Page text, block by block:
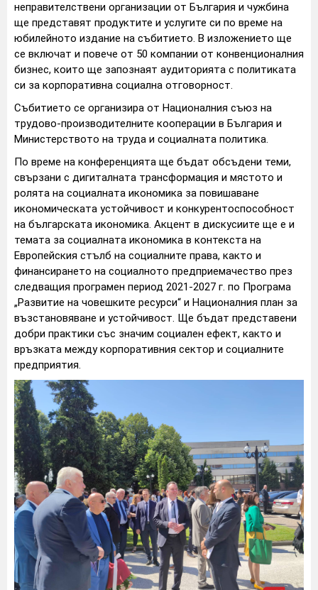
неправителствени организации от България и чужбина
ще представят продуктите и услугите си по време на
юбилейното издание на събитието. В изложението ще
се включат и повече от 50 компании от конвенционалния
бизнес, които ще запознаят аудиторията с политиката
си за корпоративна социална отговорност.
Събитието се организира от Националния съюз на
трудово-производителните кооперации в България и
Министерството на труда и социалната политика.
По време на конференцията ще бъдат обсъдени теми,
свързани с дигиталната трансформация и мястото и
ролята на социалната икономика за повишаване
икономическата устойчивост и конкурентоспособност
на българската икономика. Акцент в дискусиите ще е и
темата за социалната икономика в контекста на
Европейския стълб на социалните права, както и
финансирането на социалното предприемачество през
следващия програмен период 2021-2027 г. по Програма
„Развитие на човешките ресурси“ и Националния план за
възстановяване и устойчивост. Ще бъдат представени
добри практики със значим социален ефект, както и
връзката между корпоративния сектор и социалните
предприятия.